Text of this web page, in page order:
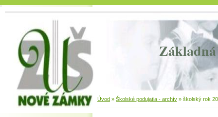
Základná
Úvod » Školské podujatia - archív » školský rok